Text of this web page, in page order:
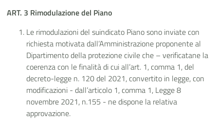
ART. 3 Rimodulazione del Piano
Le rimodulazioni del suindicato Piano sono inviate con
richiesta motivata dall’Amministrazione proponente al
Dipartimento della protezione civile che – verificatane la
coerenza con le finalità di cui all’art. 1, comma 1, del
decreto-legge n. 120 del 2021, convertito in legge, con
modificazioni - dall’articolo 1, comma 1, Legge 8
novembre 2021, n.155 - ne dispone la relativa
approvazione.